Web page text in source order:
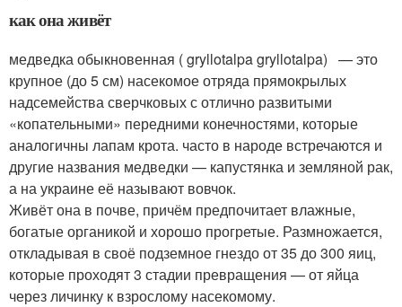
как она живёт
медведка обыкновенная ( gryllotalpa gryllotalpa) — это
крупное (до 5 см) насекомое отряда прямокрылых
надсемейства сверчковых с отлично развитыми
«копательными» передними конечностями, которые
аналогичны лапам крота. часто в народе встречаются и
другие названия медведки — капустянка и земляной рак,
а на украине её называют вовчок.
Живёт она в почве, причём предпочитает влажные,
богатые органикой и хорошо прогретые. Размножается,
откладывая в своё подземное гнездо от 35 до 300 яиц,
которые проходят 3 стадии превращения — от яйца
через личинку к взрослому насекомому.